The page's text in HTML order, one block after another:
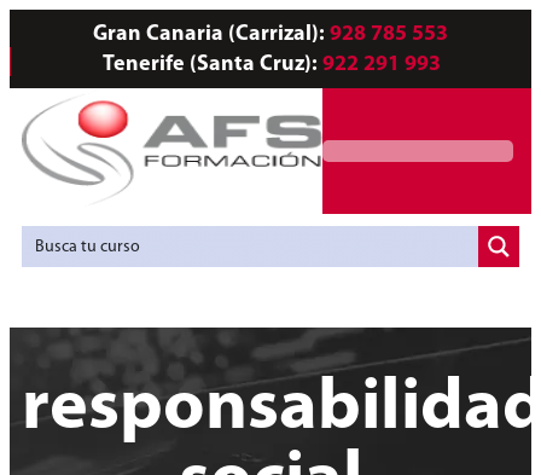
Gran Canaria (Carrizal): 928 785 553
Tenerife (Santa Cruz): 922 291 993